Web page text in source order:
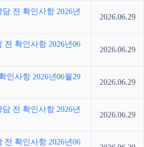
전 확인사항 2026년
2026.06.29
전 확인사항 2026년06
2026.06.29
인사항 2026년06월29
2026.06.29
전 확인사항 2026년
2026.06.29
전 확인사항 2026년06